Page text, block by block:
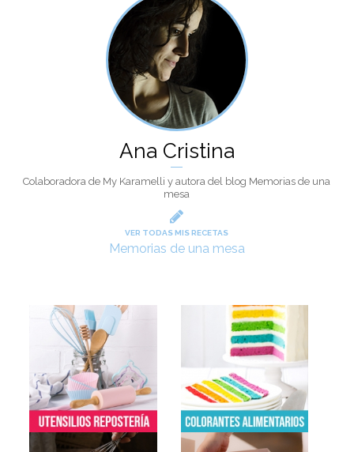
Ana Cristina
Colaboradora de My Karamelli y autora del blog Memorias de una
mesa
VER TODAS MIS RECETAS
Memorias de una mesa